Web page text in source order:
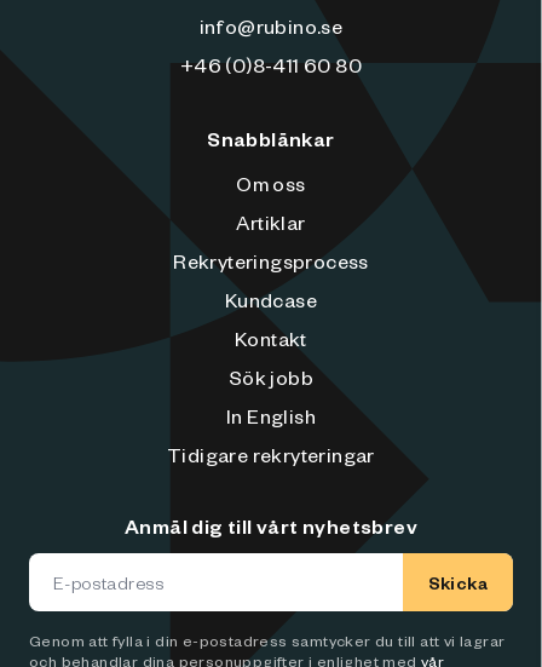
info@rubino.se
+46 (0)8-411 60 80
Snabblänkar
Om oss
Artiklar
Rekryteringsprocess
Kundcase
Kontakt
Sök jobb
In English
Tidigare rekryteringar
Anmäl dig till vårt nyhetsbrev
Skicka
Genom att fylla i din e-postadress samtycker du till att vi lagrar
och behandlar dina personuppgifter i enlighet med vår